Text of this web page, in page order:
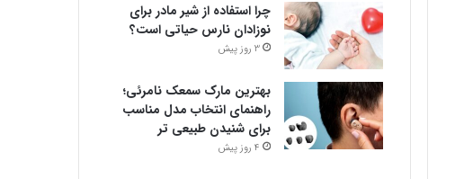
چرا استفاده از شیر مادر برای
نوزادان نارس حیاتی است؟
3 روز پیش
بهترین مارک سمعک نامرئی؛
راهنمای انتخاب مدل مناسب
برای شنیدن طبیعی تر
4 روز پیش